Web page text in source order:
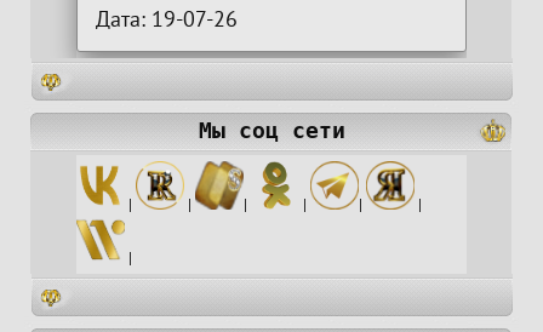
Дата: 19-07-26
Мы соц сети
| | | | | |
|